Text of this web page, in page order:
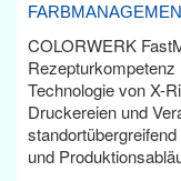
COLORWERK
Technologie von X-
Druckereien und
und